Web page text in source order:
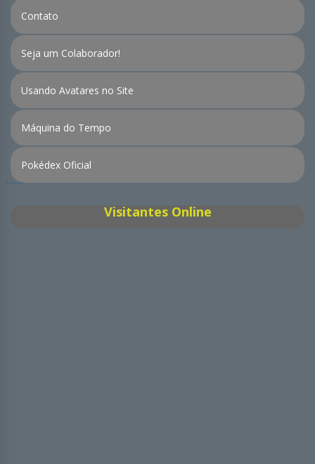
Contato
Seja um Colaborador!
Usando Avatares no Site
Máquina do Tempo
Pokédex Oficial
Visitantes Online